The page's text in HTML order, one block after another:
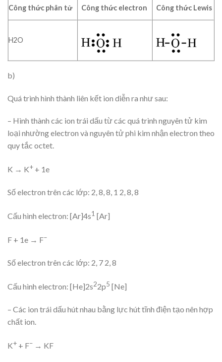
Công thức phân tử Công thức electron Công thức Lewis
H2O
b)
Quá trình hình thành liên kết ion diễn ra như sau:
– Hình thành các ion trái dấu từ các quá trình nguyên tử kim
loại nhường electron và nguyên tử phi kim nhận electron theo
quy tắc octet.
K → K+ + 1e
Số electron trên các lớp: 2, 8, 8, 1 2, 8, 8
Cấu hình electron: [Ar]4s1 [Ar]
F + 1e → F–
Số electron trên các lớp: 2, 7 2, 8
Cấu hình electron: [He]2s22p5 [Ne]
– Các ion trái dấu hút nhau bằng lực hút tĩnh điện tạo nên hợp
chất ion.
K+ + F– → KF